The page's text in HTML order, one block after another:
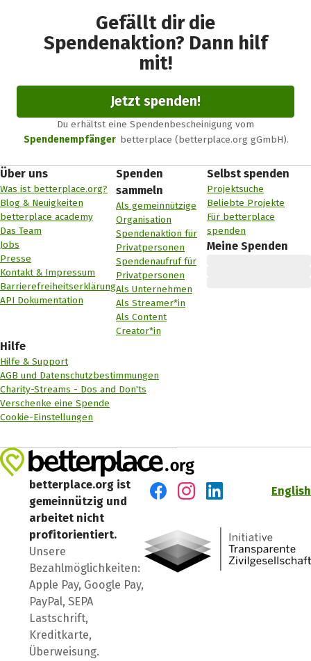
Gefällt dir die
Spendenaktion? Dann hilf
mit!
Jetzt spenden!
Du erhältst eine Spendenbescheinigung vom
Spendenempfänger betterplace (betterplace.org gGmbH).
Über uns
Was ist betterplace.org?
Blog & Neuigkeiten
betterplace academy
Das Team
Jobs
Presse
Kontakt & Impressum
Barrierefreiheitserklärung
API Dokumentation
Spenden
sammeln
Als gemeinnützige
Organisation
Spendenaktion für
Privatpersonen
Spendenaufruf für
Privatpersonen
Als Unternehmen
Als Streamer*in
Als Content
Creator*in
Selbst spenden
Projektsuche
Beliebte Projekte
Für betterplace
spenden
Meine Spenden
Hilfe
Hilfe & Support
AGB und Datenschutzbestimmungen
Charity-Streams - Dos and Don'ts
Verschenke eine Spende
Cookie-Einstellungen
betterplace.org ist
gemeinnützig und
arbeitet nicht
profitorientiert.
Unsere
Bezahlmöglichkeiten:
Apple Pay, Google Pay,
PayPal, SEPA
Lastschrift,
Kreditkarte,
Überweisung.
English